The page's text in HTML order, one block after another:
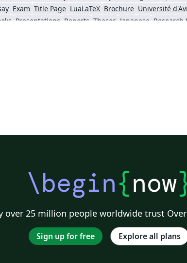
Exam Title Page LuaLaTeX Brochure Université
Presentations Reports Theses Japanese Research
\begin{now
over 25 million people worldwide trust
Sign up for free Explore all plans